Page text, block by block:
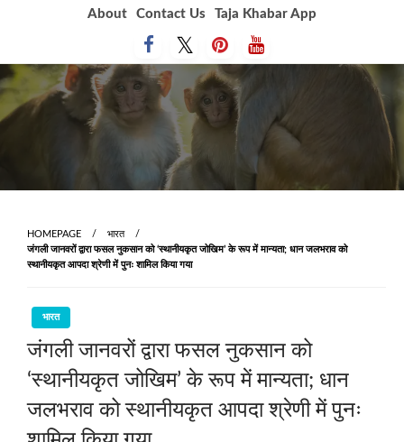
About Contact Us Taja Khabar App
HOMEPAGE
भारत
जंगली जानवरों द्वारा फसल नुकसान को ‘स्थानीयकृत जोखिम’ के रूप में मान्यता; धान जलभराव को
स्थानीयकृत आपदा श्रेणी में पुनः शामिल किया गया
भारत
जंगली जानवरों द्वारा फसल नुकसान को
‘स्थानीयकृत जोखिम’ के रूप में मान्यता; धान
जलभराव को स्थानीयकृत आपदा श्रेणी में पुनः